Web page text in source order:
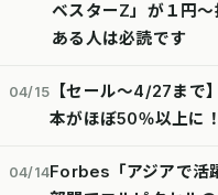
ベスターZ」が１円
ある人は必読です
04/15
【セール～4/27まで
本がほぼ50％以上に
04/14Forbes「アジアで活